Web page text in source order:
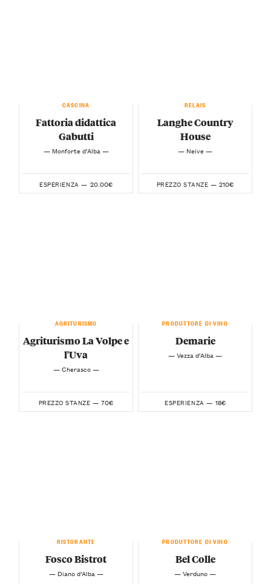
CASCINA
Fattoria didattica
Gabutti
— Monforte d’Alba —
ESPERIENZA — 20.00€
RELAIS
Langhe Country
House
— Neive —
PREZZO STANZE — 210€
AGRITURISMO
Agriturismo La Volpe e
l'Uva
— Cherasco —
PREZZO STANZE — 70€
PRODUTTORE DI VINO
Demarie
— Vezza d’Alba —
ESPERIENZA — 18€
RISTORANTE
Fosco Bistrot
— Diano d’Alba —
PRODUTTORE DI VINO
Bel Colle
— Verduno —